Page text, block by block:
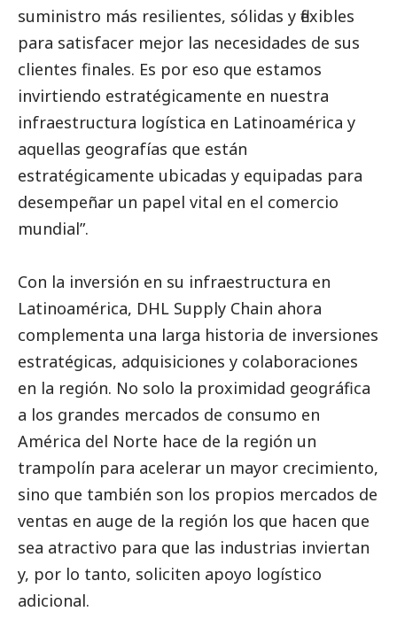
suministro más resilientes, sólidas y flexibles
para satisfacer mejor las necesidades de sus
clientes finales. Es por eso que estamos
invirtiendo estratégicamente en nuestra
infraestructura logística en Latinoamérica y
aquellas geografías que están
estratégicamente ubicadas y equipadas para
desempeñar un papel vital en el comercio
mundial”.
Con la inversión en su infraestructura en
Latinoamérica, DHL Supply Chain ahora
complementa una larga historia de inversiones
estratégicas, adquisiciones y colaboraciones
en la región. No solo la proximidad geográfica
a los grandes mercados de consumo en
América del Norte hace de la región un
trampolín para acelerar un mayor crecimiento,
sino que también son los propios mercados de
ventas en auge de la región los que hacen que
sea atractivo para que las industrias inviertan
y, por lo tanto, soliciten apoyo logístico
adicional.